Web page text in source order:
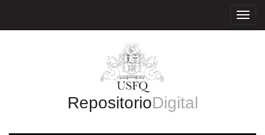
RepositorioDigital